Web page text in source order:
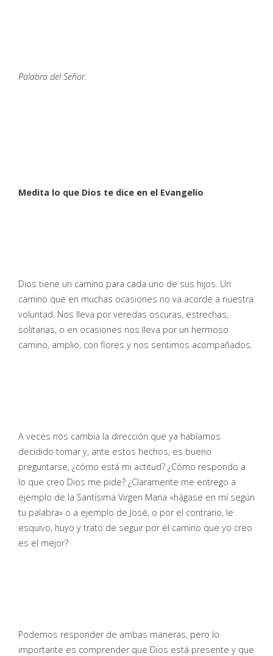
Palabra del Señor.
Medita lo que Dios te dice en el Evangelio
Dios tiene un camino para cada uno de sus hijos. Un
camino que en muchas ocasiones no va acorde a nuestra
voluntad. Nos lleva por veredas oscuras, estrechas,
solitarias, o en ocasiones nos lleva por un hermoso
camino, amplio, con flores y nos sentimos acompañados.
A veces nos cambia la dirección que ya habíamos
decidido tomar y, ante estos hechos, es bueno
preguntarse, ¿cómo está mi actitud? ¿Cómo respondo a
lo que creo Dios me pide? ¿Claramente me entrego a
ejemplo de la Santísima Virgen María «hágase en mí según
tu palabra» o a ejemplo de José, o por el contrario, le
esquivo, huyo y trato de seguir por el camino que yo creo
es el mejor?
Podemos responder de ambas maneras, pero lo
importante es comprender que Dios está presente y que